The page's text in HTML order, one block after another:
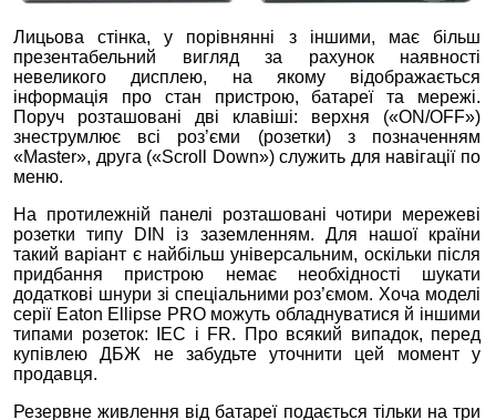
Лицьова стінка, у порівнянні з іншими, має більш
презентабельний вигляд за рахунок наявності
невеликого дисплею, на якому відображається
інформація про стан пристрою, батареї та мережі.
Поруч розташовані дві клавіші: верхня («ON/OFF»)
знеструмлює всі роз’єми (розетки) з позначенням
«Master», друга («Scroll Down») служить для навігації по
меню.
На протилежній панелі розташовані чотири мережеві
розетки типу DIN із заземленням. Для нашої країни
такий варіант є найбільш універсальним, оскільки після
придбання пристрою немає необхідності шукати
додаткові шнури зі спеціальними роз’ємом. Хоча моделі
серії Eaton Ellipse PRO можуть обладнуватися й іншими
типами розеток: IEC і FR. Про всякий випадок, перед
купівлею ДБЖ не забудьте уточнити цей момент у
продавця.
Резервне живлення від батареї подається тільки на три